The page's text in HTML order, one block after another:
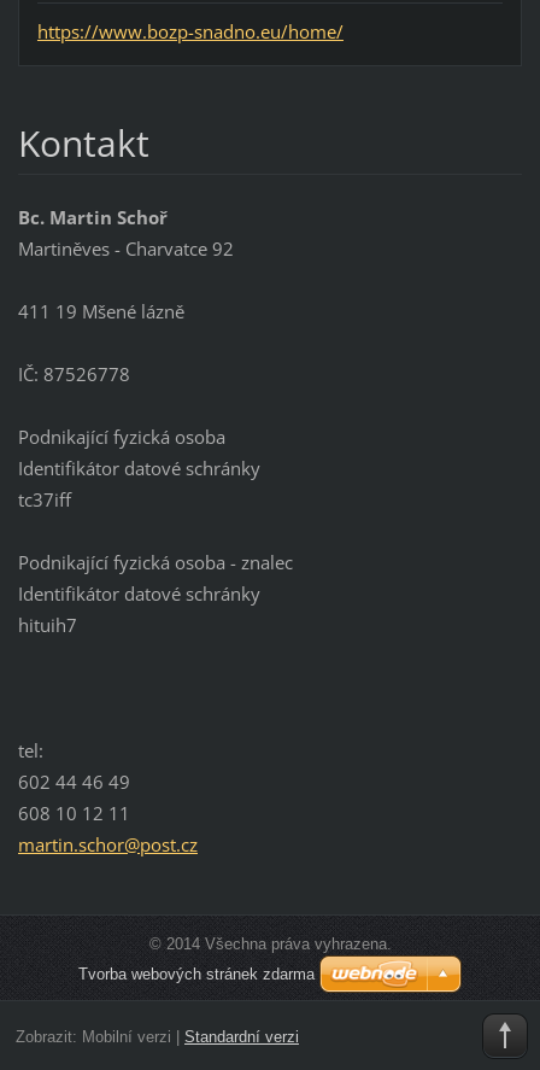
https://www.bozp-snadno.eu/home/
Kontakt
Bc. Martin Schoř
Martiněves - Charvatce 92
411 19 Mšené lázně
IČ: 87526778
Podnikající fyzická osoba
Identifikátor datové schránky
tc37iff
Podnikající fyzická osoba - znalec
Identifikátor datové schránky
hituih7
tel:
602 44 46 49
608 10 12 11
martin.schor@post.cz
© 2014 Všechna práva vyhrazena.
Tvorba webových stránek zdarma
Zobrazit: Mobilní verzi Standardní verzi